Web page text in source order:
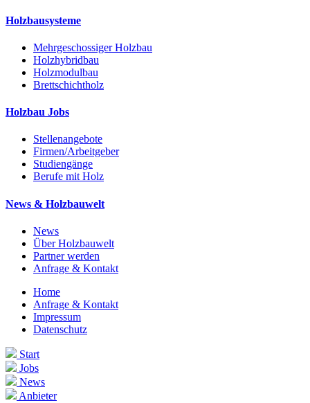
Holzbausysteme
Mehrgeschossiger Holzbau
Holzhybridbau
Holzmodulbau
Brettschichtholz
Holzbau Jobs
Stellenangebote
Firmen/Arbeitgeber
Studiengänge
Berufe mit Holz
News & Holzbauwelt
News
Über Holzbauwelt
Partner werden
Anfrage & Kontakt
Home
Anfrage & Kontakt
Impressum
Datenschutz
Start
Jobs
News
Anbieter